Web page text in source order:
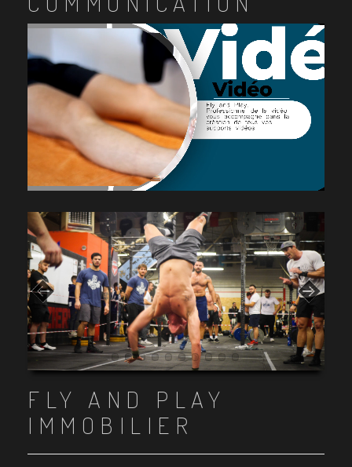
Item 1
Item 2
Item 3
Item 4
Item 5
Item 6
Item 7
Item 8
Item 9
Item 10
FLY AND PLAY
IMMOBILIER